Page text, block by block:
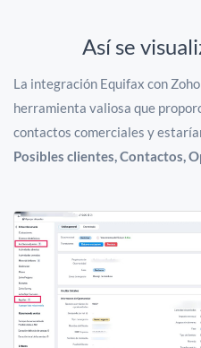
Así se
La integración Equifax con
herramienta valiosa que
contactos comerciales y
Posibles clientes, Contactos,